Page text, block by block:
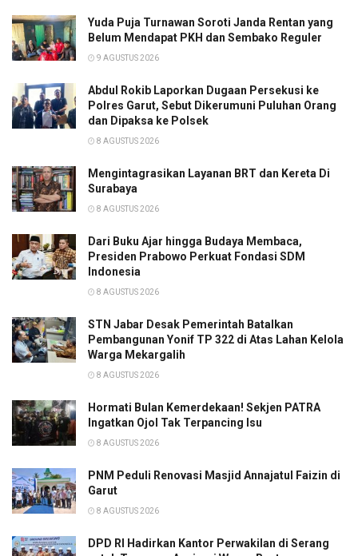
Yuda Puja Turnawan Soroti Janda Rentan yang
Belum Mendapat PKH dan Sembako Reguler
9 AGUSTUS 2026
Abdul Rokib Laporkan Dugaan Persekusi ke
Polres Garut, Sebut Dikerumuni Puluhan Orang
dan Dipaksa ke Polsek
8 AGUSTUS 2026
Mengintagrasikan Layanan BRT dan Kereta Di
Surabaya
8 AGUSTUS 2026
Dari Buku Ajar hingga Budaya Membaca,
Presiden Prabowo Perkuat Fondasi SDM
Indonesia
8 AGUSTUS 2026
STN Jabar Desak Pemerintah Batalkan
Pembangunan Yonif TP 322 di Atas Lahan Kelola
Warga Mekargalih
8 AGUSTUS 2026
Hormati Bulan Kemerdekaan! Sekjen PATRA
Ingatkan Ojol Tak Terpancing Isu
8 AGUSTUS 2026
PNM Peduli Renovasi Masjid Annajatul Faizin di
Garut
8 AGUSTUS 2026
DPD RI Hadirkan Kantor Perwakilan di Serang